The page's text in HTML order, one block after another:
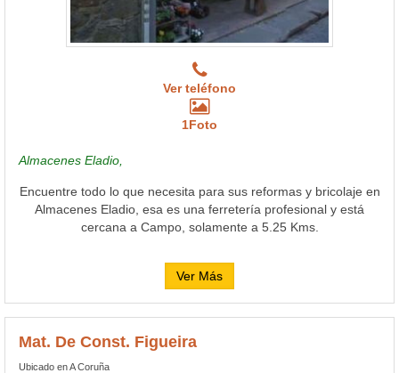
Ver teléfono
1Foto
Almacenes Eladio,
Encuentre todo lo que necesita para sus reformas y bricolaje en
Almacenes Eladio, esa es una ferretería profesional y está
cercana a Campo, solamente a 5.25 Kms.
Ver Más
Mat. De Const. Figueira
Ubicado en A Coruña